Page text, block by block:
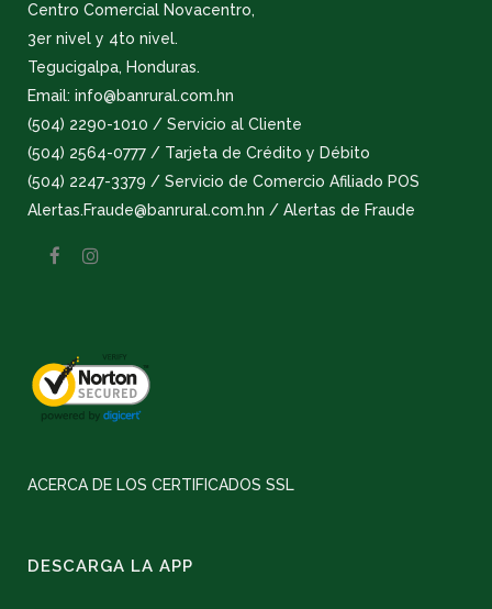
Centro Comercial Novacentro,
3er nivel y 4to nivel.
Tegucigalpa, Honduras.
Email: info@banrural.com.hn
(504) 2290-1010 / Servicio al Cliente
(504) 2564-0777 / Tarjeta de Crédito y Débito
(504) 2247-3379 / Servicio de Comercio Afiliado POS
Alertas.Fraude@banrural.com.hn / Alertas de Fraude
ACERCA DE LOS CERTIFICADOS SSL
DESCARGA LA APP